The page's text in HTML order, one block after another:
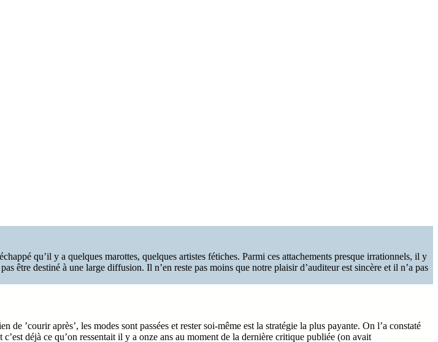
qu’il y a quelques marottes, quelques artistes fétiches. Parmi ces attachements presque irrationnels, il y
être destiné à une large diffusion. Il n’en reste pas moins que notre plaisir d’auditeur est sincère et il n’a pas
de ’courir après’, les modes sont passées et rester soi-même est la stratégie la plus payante. On l’a constaté
déjà ce qu’on ressentait il y a onze ans au moment de la dernière critique publiée (on avait